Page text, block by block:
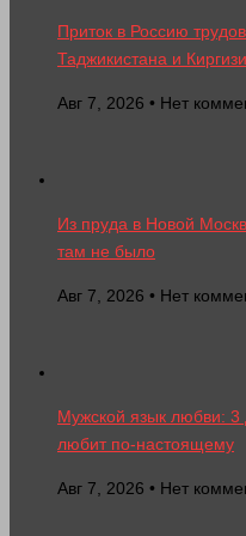
Приток в Россию
Таджикистана и
Авг 7, 2026 • Нет
Из пруда в Новой
там не было
Авг 7, 2026 • Нет
Мужской язык любви: 3
любит по-настоящему
Авг 7, 2026 • Нет